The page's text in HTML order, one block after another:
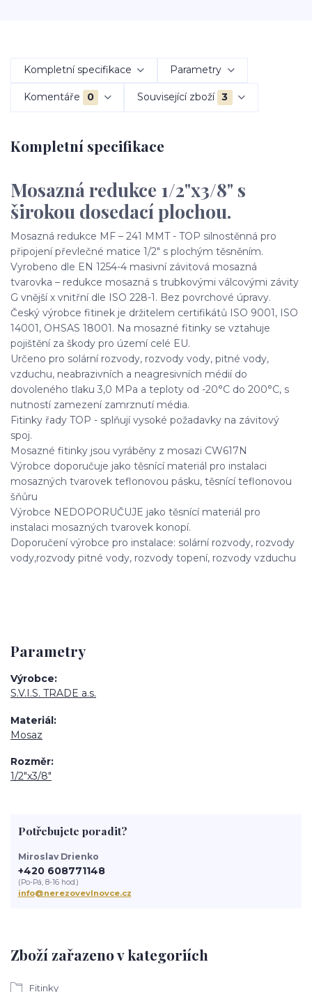
Kompletní specifikace Parametry
Komentáře 0 Související zboží 3
Kompletní specifikace
Mosazná redukce 1/2"x3/8" s
širokou dosedací plochou.
Mosazná redukce MF – 241 MMT - TOP silnostěnná pro
připojení převlečné matice 1/2" s plochým těsněním.
Vyrobeno dle EN 1254-4 masivní závitová mosazná
tvarovka – redukce mosazná s trubkovými válcovými závity
G vnější x vnitřní dle ISO 228-1. Bez povrchové úpravy.
Český výrobce fitinek je držitelem certifikátů ISO 9001, ISO
14001, OHSAS 18001. Na mosazné fitinky se vztahuje
pojištění za škody pro území celé EU.
Určeno pro solární rozvody, rozvody vody, pitné vody,
vzduchu, neabrazivních a neagresivních médií do
dovoleného tlaku 3,0 MPa a teploty od -20°C do 200°C, s
nutností zamezení zamrznutí média.
Fitinky řady TOP - splňují vysoké požadavky na závitový
spoj.
Mosazné fitinky jsou vyráběny z mosazi CW617N
Výrobce doporučuje jako těsnící materiál pro instalaci
mosazných tvarovek teflonovou pásku, těsnící teflonovou
šňůru
Výrobce NEDOPORUČUJE jako těsnící materiál pro
instalaci mosazných tvarovek konopí.
Doporučení výrobce pro instalace: solární rozvody, rozvody
vody,rozvody pitné vody, rozvody topení, rozvody vzduchu
Parametry
Výrobce
S.V.I.S. TRADE a.s.
Materiál
Mosaz
Rozměr
1/2"x3/8"
Zboží zařazeno v kategoriích
Fitinky
Potřebujete poradit?
Miroslav Drienko
+420 608771148
(Po-Pá, 8-16 hod.)
info@nerezovevlnovce.cz